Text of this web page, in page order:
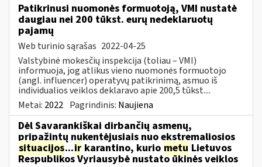
Patikrinusi nuomonės formuotoją, VMI nustatė
daugiau nei 200 tūkst. eurų nedeklaruotų
pajamų
Web turinio sąrašas 2022-04-25
Valstybinė mokesčių inspekcija (toliau – VMI)
informuoja, jog atlikus vieno nuomonės formuotojo
(angl. influencer) operatyvų patikrinimą, asmuo iš
individualios veiklos deklaravo apie 200,5 tūkst....
Metai: 2022 Pagrindinis: Naujiena
Dėl Savarankiškai dirbančių asmenų,
pripažintų nukentėjusiais nuo ekstremaliosios
situacijos...ir karantino, kurio metu Lietuvos
Respublikos Vyriausybė nustato ūkinės veiklos